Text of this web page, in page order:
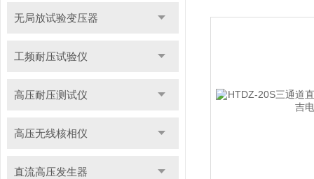
无局放试验变压器
工频耐压试验仪
高压耐压测试仪
高压无线核相仪
直流高压发生器